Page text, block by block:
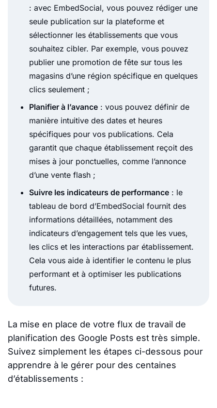
: avec EmbedSocial, vous pouvez rédiger une
seule publication sur la plateforme et
sélectionner les établissements que vous
souhaitez cibler. Par exemple, vous pouvez
publier une promotion de fête sur tous les
magasins d’une région spécifique en quelques
clics seulement ;
Planifier à l’avance : vous pouvez définir de
manière intuitive des dates et heures
spécifiques pour vos publications. Cela
garantit que chaque établissement reçoit des
mises à jour ponctuelles, comme l’annonce
d’une vente flash ;
Suivre les indicateurs de performance : le
tableau de bord d’EmbedSocial fournit des
informations détaillées, notamment des
indicateurs d’engagement tels que les vues,
les clics et les interactions par établissement.
Cela vous aide à identifier le contenu le plus
performant et à optimiser les publications
futures.
La mise en place de votre flux de travail de
planification des Google Posts est très simple.
Suivez simplement les étapes ci-dessous pour
apprendre à le gérer pour des centaines
d’établissements :